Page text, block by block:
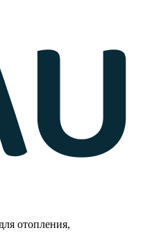
отопления,